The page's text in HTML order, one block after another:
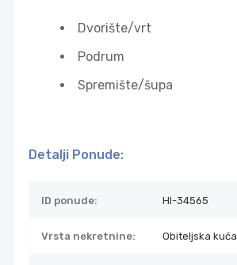
Dvorište/vrt
Podrum
Spremište/šupa
Detalji Ponude:
ID ponude: HI-34565
Vrsta nekretnine: Obiteljska kuća